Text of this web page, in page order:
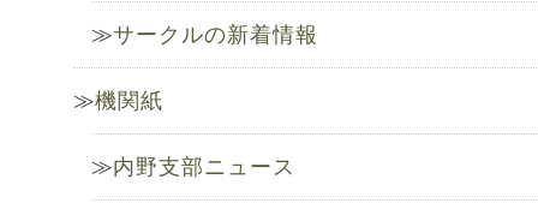
サークルの新着情報
機関紙
内野支部ニュース